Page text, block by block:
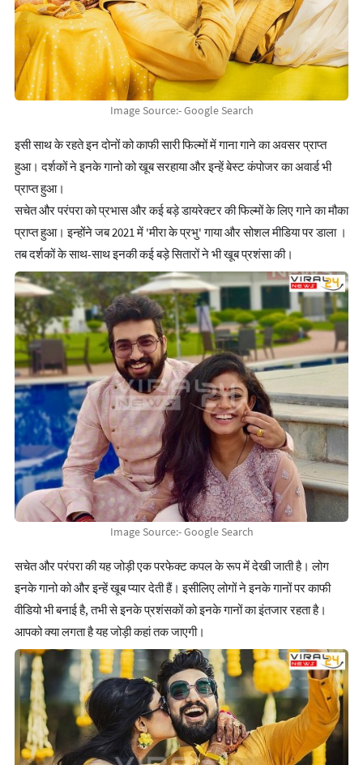
Image Source:- Google Search
इसी साथ के रहते इन दोनों को काफी सारी फिल्मों में गाना गाने का अवसर प्राप्त
हुआ। दर्शकों ने इनके गानो को खूब सरहाया और इन्हें बेस्ट कंपोजर का अवार्ड भी
प्राप्त हुआ।
सचेत और परंपरा को प्रभास और कई बड़े डायरेक्टर की फिल्मों के लिए गाने का मौका
प्राप्त हुआ। इन्होंने जब 2021 में 'मीरा के प्रभु' गाया और सोशल मीडिया पर डाला ।
तब दर्शकों के साथ-साथ इनकी कई बड़े सितारों ने भी खूब प्रशंसा की।
Image Source:- Google Search
सचेत और परंपरा की यह जोड़ी एक परफेक्ट कपल के रूप में देखी जाती है। लोग
इनके गानो को और इन्हें खूब प्यार देती हैं। इसीलिए लोगों ने इनके गानों पर काफी
वीडियो भी बनाई है, तभी से इनके प्रशंसकों को इनके गानों का इंतजार रहता है।
आपको क्या लगता है यह जोड़ी कहां तक जाएगी।